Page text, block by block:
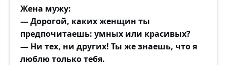
Жена мужу:
— Дорогой, каких женщин ты
предпочитаешь: умных или красивых?
— Ни тех, ни других! Ты же знаешь, что я
люблю только тебя.